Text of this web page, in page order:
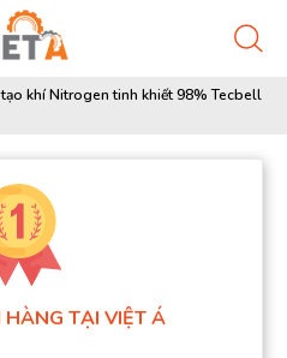
khí Nitrogen tinh khiết 98% Tecbell
HÀNG TẠI VIỆT Á